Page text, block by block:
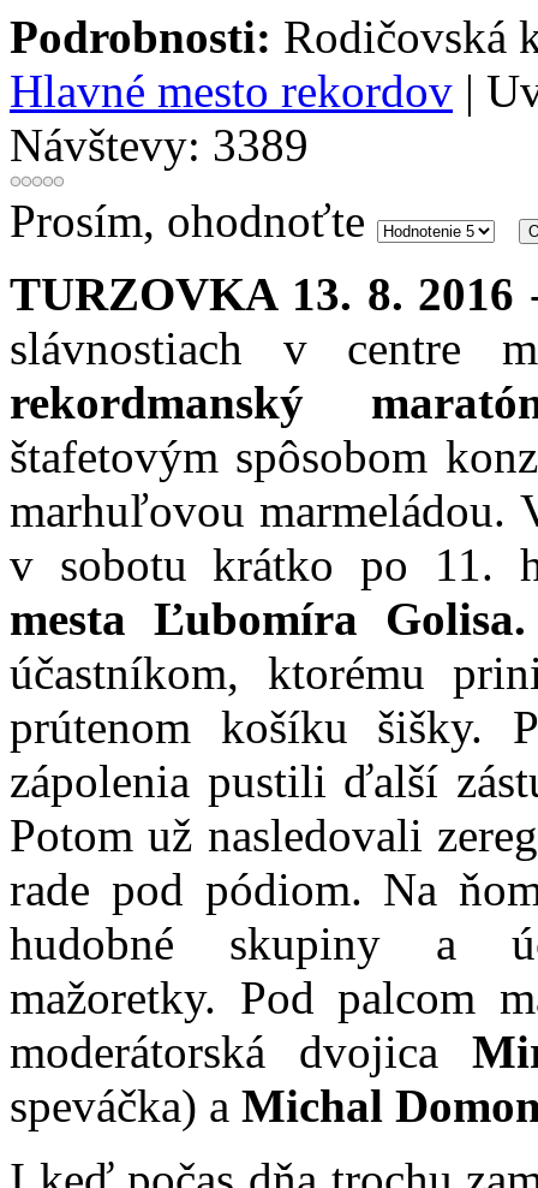
Podrobnosti: Rodičovská
Hlavné mesto rekordov |
Návštevy: 3389
Prosím, ohodnoťte
TURZOVKA 13. 8. 2016
slávnostiach v
rekordmanský
štafetovým spôsobom
marhuľovou marmeládou.
v sobotu krátko po 11.
mesta Ľubomíra Golisa.
účastníkom, ktorému
prútenom košíku šišky.
zápolenia pustili ďalší
Potom už nasledovali
rade pod pódiom. Na
hudobné skupiny a
mažoretky. Pod palcom
moderátorská dvojica
speváčka) a Michal